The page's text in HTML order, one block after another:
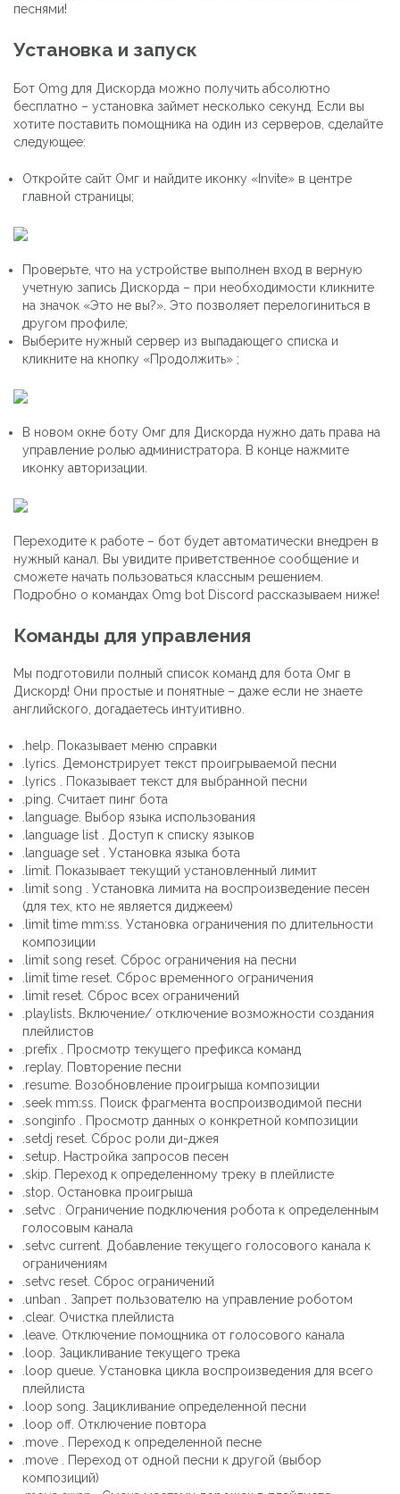
песнями!
Установка и запуск
Бот Omg для Дискорда можно получить абсолютно
бесплатно – установка займет несколько секунд. Если вы
хотите поставить помощника на один из серверов, сделайте
следующее:
Откройте сайт Омг и найдите иконку «Invite» в центре
главной страницы;
Проверьте, что на устройстве выполнен вход в верную
учетную запись Дискорда – при необходимости кликните
на значок «Это не вы?». Это позволяет перелогиниться в
другом профиле;
Выберите нужный сервер из выпадающего списка и
кликните на кнопку «Продолжить» ;
В новом окне боту Омг для Дискорда нужно дать права на
управление ролью администратора. В конце нажмите
иконку авторизации.
Переходите к работе – бот будет автоматически внедрен в
нужный канал. Вы увидите приветственное сообщение и
сможете начать пользоваться классным решением.
Подробно о командах Omg bot Discord рассказываем ниже!
Команды для управления
Мы подготовили полный список команд для бота Омг в
Дискорд! Они простые и понятные – даже если не знаете
английского, догадаетесь интуитивно.
.help. Показывает меню справки
.lyrics. Демонстрирует текст проигрываемой песни
.lyrics . Показывает текст для выбранной песни
.ping. Считает пинг бота
.language. Выбор языка использования
.language list . Доступ к списку языков
.language set . Установка языка бота
.limit. Показывает текущий установленный лимит
.limit song . Установка лимита на воспроизведение песен
(для тех, кто не является диджеем)
.limit time mm:ss. Установка ограничения по длительности
композиции
.limit song reset. Сброс ограничения на песни
.limit time reset. Сброс временного ограничения
.limit reset. Сброс всех ограничений
.playlists. Включение/ отключение возможности создания
плейлистов
.prefix . Просмотр текущего префикса команд
.replay. Повторение песни
.resume. Возобновление проигрыша композиции
.seek mm:ss. Поиск фрагмента воспроизводимой песни
.songinfo . Просмотр данных о конкретной композиции
.setdj reset. Сброс роли ди-джея
.setup. Настройка запросов песен
.skip. Переход к определенному треку в плейлисте
.stop. Остановка проигрыша
.setvc . Ограничение подключения робота к определенным
голосовым канала
.setvc current. Добавление текущего голосового канала к
ограничениям
.setvc reset. Сброс ограничений
.unban . Запрет пользователю на управление роботом
.clear. Очистка плейлиста
.leave. Отключение помощника от голосового канала
.loop. Зацикливание текущего трека
.loop queue. Установка цикла воспроизведения для всего
плейлиста
.loop song. Зацикливание определенной песни
.loop off. Отключение повтора
.move . Переход к определенной песне
.move . Переход от одной песни к другой (выбор
композиций)